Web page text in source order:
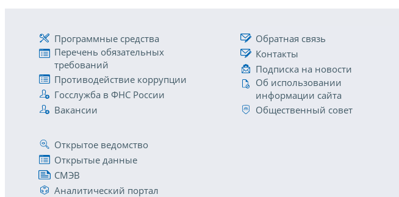
Программные средства
Перечень обязательных
требований
Противодействие коррупции
Госслужба в ФНС России
Вакансии
Обратная связь
Контакты
Подписка на новости
Об использовании
информации сайта
Общественный совет
Открытое ведомство
Открытые данные
СМЭВ
Аналитический портал